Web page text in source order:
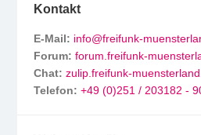
Kontakt
E-Mail: info@freifunk-
Forum: forum.freifunk-
Chat: zulip.freifunk-
Telefon: +49 (0)251 / 203182 -